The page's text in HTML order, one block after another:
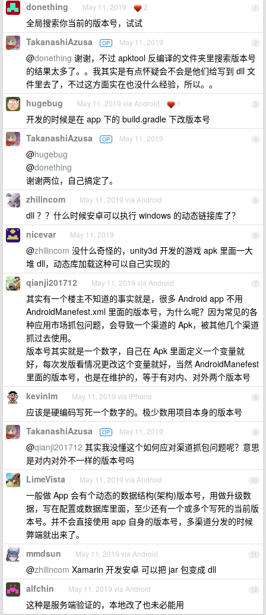
1
donething May 11, 2019 2
全局搜索你当前的版本号，试试
2
TakanashiAzusa OP May 11, 2019
@donething 谢谢，不过 apktool 反编译的文件夹里搜索版本号
的结果太多了。。我其实是有点怀疑会不会是他们给写到 dll 文
件里去了，不过这方面实在也没什么经验，所以。。
3
hugebug May 11, 2019 via Android 1
开发的时候是在 app 下的 build.gradle 下改版本号
4
TakanashiAzusa OP May 11, 2019
@hugebug
@donething
谢谢两位，自己搞定了。
5
zhilincom May 11, 2019 via Android
dll ？？什么时候安卓可以执行 windows 的动态链接库了？
6
nicevar May 11, 2019
@zhilincom 没什么奇怪的，unity3d 开发的游戏 apk 里面一大
堆 dll，动态库加载这种可以自己实现的
7
qianji201712 May 11, 2019 via Android
其实有一个楼主不知道的事实就是，很多 Android app 不用
AndroidManefest.xml 里面的版本号，为什么呢？因为常见的各
种应用市场抓包问题，会导致一个渠道的 Apk，被其他几个渠道
抓过去使用。
版本号其实就是一个数字，自己在 Apk 里面定义一个变量就
好，每次发版看情况更改这个变量就好，当然 AndroidManefest
里面的版本号，也是在维护的，等于有对内、对外两个版本号
8
kevinlm May 11, 2019 via iPhone
应该是硬编码写死一个数字的。极少数用项目本身的版本号
9
TakanashiAzusa OP May 11, 2019
@qianji201712 其实我没懂这个如何应对渠道抓包问题呢？意思
是对内对外不一样的版本号吗
10
LimeVista May 11, 2019 via Android
一般做 App 会有个动态的数据结构(架构)版本号，用做升级数
据，写在配置或数据库里面，至少还有一个或多个写死的当前版
本号。并不会直接使用 app 自身的版本号，多渠道分发的时候
弊端就出来了。
11
mmdsun May 11, 2019 via Android
@zhilincom Xamarin 开发安卓 可以把 jar 包变成 dll
12
alfchin May 11, 2019 via Android
这种是服务端验证的，本地改了也未必能用